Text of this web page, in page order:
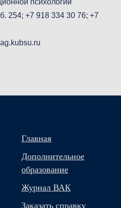
психологии
254; +7 918 334 30 76; +7
Главная
Дополнительное
образование
Журнал ВАК
Заказать справку